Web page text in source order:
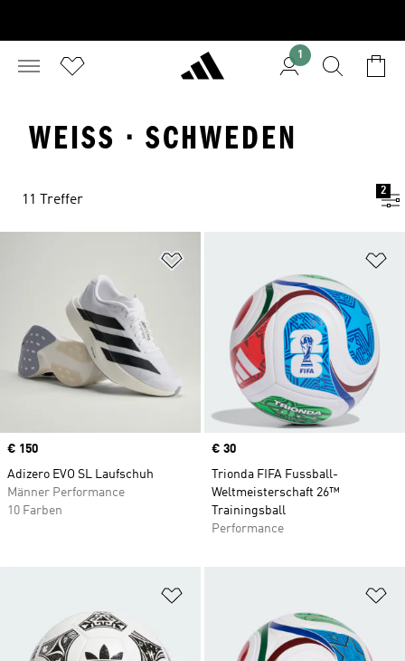
1
WEISS · SCHWEDEN
11 Treffer
2
Price
€ 150
Adizero EVO SL Laufschuh
Männer Performance
10 Farben
Price
€ 30
Trionda FIFA Fussball-
Weltmeisterschaft 26™
Trainingsball
Performance